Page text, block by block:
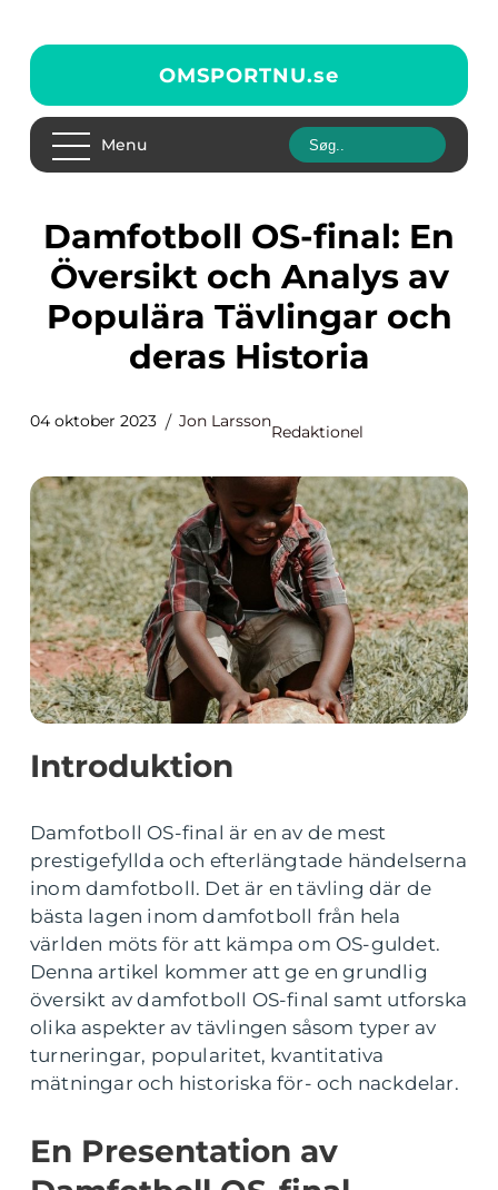
OMSPORTNU.se
Menu
Damfotboll OS-final: En
Översikt och Analys av
Populära Tävlingar och
deras Historia
04 oktober 2023 Jon Larsson
Redaktionel
Introduktion
Damfotboll OS-final är en av de mest
prestigefyllda och efterlängtade händelserna
inom damfotboll. Det är en tävling där de
bästa lagen inom damfotboll från hela
världen möts för att kämpa om OS-guldet.
Denna artikel kommer att ge en grundlig
översikt av damfotboll OS-final samt utforska
olika aspekter av tävlingen såsom typer av
turneringar, popularitet, kvantitativa
mätningar och historiska för- och nackdelar.
En Presentation av